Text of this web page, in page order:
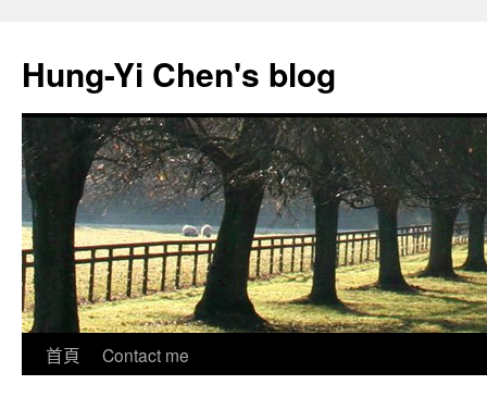
主
要
Hung-Yi Chen's blog
首頁 Contact me